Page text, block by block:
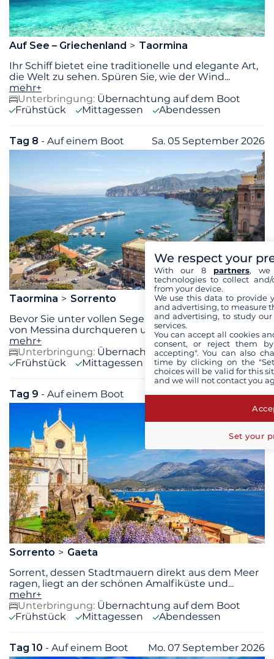
Auf See – Griechenland
Taormina
Ihr Schiff bietet eine traditionelle und elegante Art,
die Welt zu sehen. Spüren Sie, wie der Wind...
mehr+
Unterbringung: Übernachtung auf dem Boot
Frühstück
Mittagessen Abendessen
Tag 8 - Auf einem Boot Sa. 05 September 2026
Taormina
Sorrento
Bevor Sie unter vollen Segeln die schmale Straße
von Messina durchqueren und nachdem Sie Skylla
mehr+
Unterbringung: Übernachtung auf dem Boot
Frühstück
Mittagessen Abendessen
Tag 9 - Auf einem Boot So. 06 September 2026
Sorrento
Gaeta
Sorrent, dessen Stadtmauern direkt aus dem Meer
ragen, liegt an der schönen Amalfiküste und...
mehr+
Unterbringung: Übernachtung auf dem Boot
Frühstück
Mittagessen Abendessen
Tag 10 - Auf einem Boot Mo. 07 September 2026
We respect your
With our 8 partners, we
technologies to collect
from your device.
We use this data to provide
and advertising, to measure
and advertising, to study
services.
You can accept all cookies
consent, or reject them
accepting". You can also
time by clicking on the
choices will be valid for this
and we will not contact you
Set your